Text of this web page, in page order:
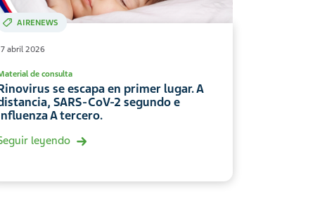
AIRENEWS
abril 2026
de consulta
se escapa en primer lugar. A
SARS-CoV-2 segundo e
A tercero.
leyendo